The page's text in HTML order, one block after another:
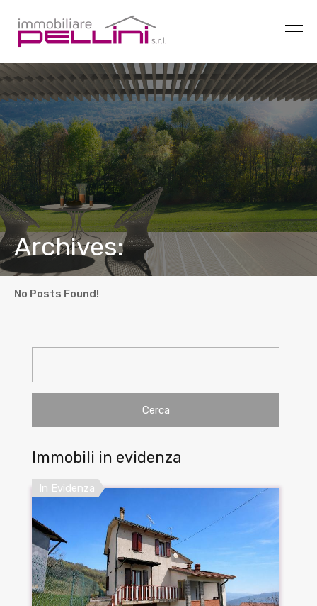
Archives:
No Posts Found!
Immobili in evidenza
In Evidenza